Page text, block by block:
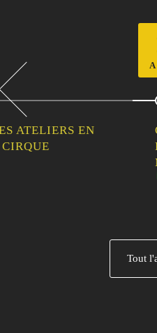
AOÃ»T
CENTRE SOCIAL
FAMILLE/HABITANTS
DU 12/08/2026 AU 12/08/
Tout